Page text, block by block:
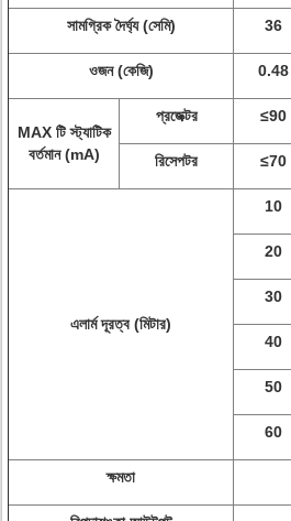
সামগ্রিক দৈর্ঘ্য (সেমি) 36
ওজন (কেজি) 0.48
MAX টি স্ট্যাটিক
বর্তমান (mA)
প্রজেক্টর ≤90
রিসেপটর ≤70
এলার্ম দূরত্ব (মিটার)
10
20
30
40
50
60
ক্ষমতা